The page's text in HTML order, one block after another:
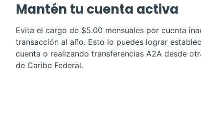
Mantén tu cuenta activa
Evita el cargo de $5.00 mensuales por cuenta
transacción al año. Esto lo puedes lograr
cuenta o realizando transferencias A2A desde
de Caribe Federal.